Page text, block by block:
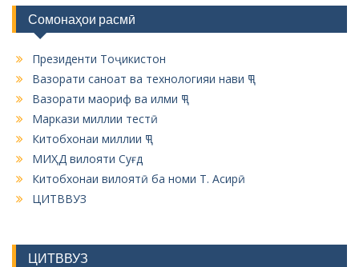
Сомонаҳои расмӣ
Президенти Тоҷикистон
Вазорати саноат ва технологияи нави ҶТ
Вазорати маориф ва илми ҶТ
Маркази миллии тестӣ
Китобхонаи миллии ҶТ
МИҲД вилояти Суғд
Китобхонаи вилоятӣ ба номи Т. Асирӣ
ЦИТВВУЗ
ЦИТВВУЗ